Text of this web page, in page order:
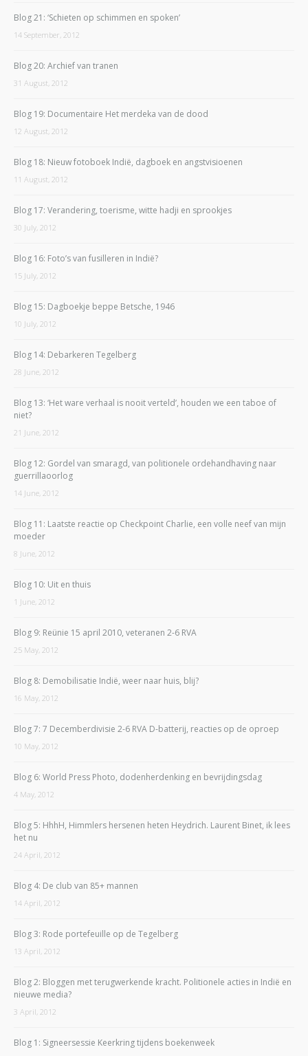
Blog 21: ‘Schieten op schimmen en spoken’
14 September, 2012
Blog 20: Archief van tranen
31 August, 2012
Blog 19: Documentaire Het merdeka van de dood
12 August, 2012
Blog 18: Nieuw fotoboek Indië, dagboek en angstvisioenen
11 August, 2012
Blog 17: Verandering, toerisme, witte hadji en sprookjes
30 July, 2012
Blog 16: Foto’s van fusilleren in Indië?
15 July, 2012
Blog 15: Dagboekje beppe Betsche, 1946
10 July, 2012
Blog 14: Debarkeren Tegelberg
28 June, 2012
Blog 13: ‘Het ware verhaal is nooit verteld’, houden we een taboe of
niet?
21 June, 2012
Blog 12: Gordel van smaragd, van politionele ordehandhaving naar
guerrillaoorlog
14 June, 2012
Blog 11: Laatste reactie op Checkpoint Charlie, een volle neef van mijn
moeder
8 June, 2012
Blog 10: Uit en thuis
1 June, 2012
Blog 9: Reünie 15 april 2010, veteranen 2-6 RVA
25 May, 2012
Blog 8: Demobilisatie Indië, weer naar huis, blij?
16 May, 2012
Blog 7: 7 Decemberdivisie 2-6 RVA D-batterij, reacties op de oproep
10 May, 2012
Blog 6: World Press Photo, dodenherdenking en bevrijdingsdag
4 May, 2012
Blog 5: HhhH, Himmlers hersenen heten Heydrich. Laurent Binet, ik lees
het nu
24 April, 2012
Blog 4: De club van 85+ mannen
14 April, 2012
Blog 3: Rode portefeuille op de Tegelberg
13 April, 2012
Blog 2: Bloggen met terugwerkende kracht. Politionele acties in Indië en
nieuwe media?
3 April, 2012
Blog 1: Signeersessie Keerkring tijdens boekenweek